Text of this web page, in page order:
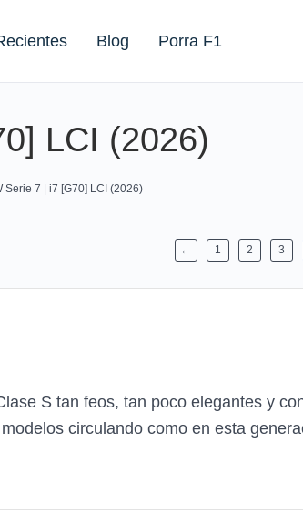
Blog Porra F1
LCI (2026)
Serie 7 | i7 [G70] LCI (2026)
← 1 2 3
S tan feos, tan poco elegantes y
circulando como en esta